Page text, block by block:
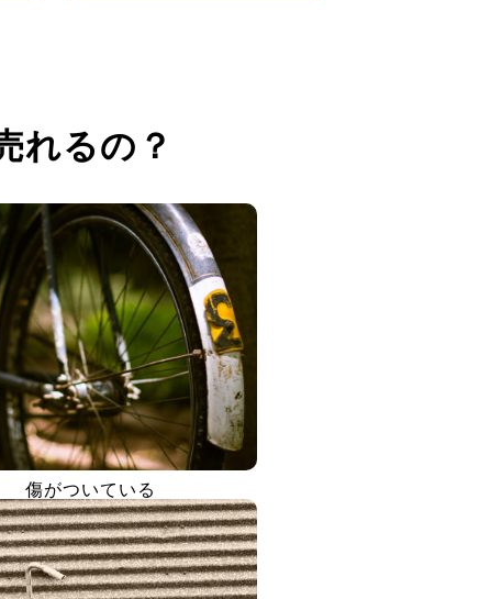
れるの？
傷がついている